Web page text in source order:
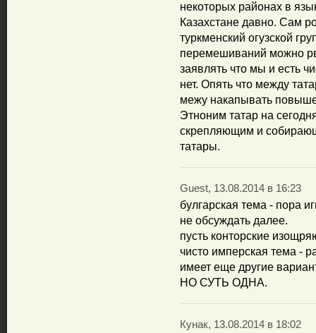
некоторых районах в
Казахстане давно. Сам
туркменский огузской
перемешиваний можно
заявлять что мы и есть
нет. Опять что между
межу накапывать
Этноним татар на
скрепляющим и
татары.
Guest, 13.08.2014 в 16:23
булгарская тема - пора
не обсуждать далее.
пусть конторские
чисто имперская тема -
имеет еще другие
НО СУТЬ ОДНА.
Кунак, 13.08.2014 в 18:02